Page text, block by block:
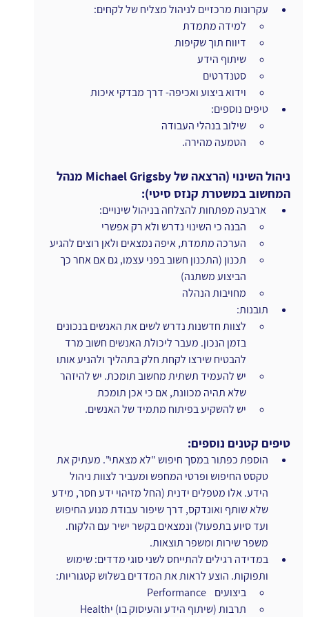
עקרונות מרכזיים לניהול מצליח של לקחים:
למידה מתמדת
דיווח תוך שקיפות
שיתוף הידע
סטנדרטים
וידוא ביצוע ואכיפה- דרך מבדקי איכות
טיפים נוספים:
שילוב בנהלי העבודה
הטמעה מהירה.
ניהול השינוי (הרצאה של Michael Grigsby מנהל
המחשוב במשטרת קנזס סיטי):
הבנה כי השינוי נדרש ולא רק אפשרי
הערכה מתמדת, איפה נמצאים ולאן רוצים להגיע
תכנון (התכנון חשוב בפני עצמו, גם אם אחר כך
הביצוע משתנה)
מחויבות הנהלה
תובנות:
לצוות חדשנות נדרש לשים את האנשים בנכונים
בזמן הנכון. מעבר ליכולת האנשים חשוב מרד
להבטיח שירצו לקחת חלק בתהליך ולהניע אותו
יש להעמיד תשתית מחשוב תומכת. יש להיזהר
שלא תהיה מכוונת, אם כי אכן תומכת
יש להשקיע בפיתוח מתמיד של האנשים.
טיפים קטנים נוספים:
הוספת כפתור במסך חיפוש "לא מצאתי". מעתיק את
טקסט החיפוש ופרטי המחפש ומעביר לצוות ניהול
הידע. אלו מטפלים ידנית (החל מזיהוי ידע חסר, מידע
שלא שותף ואונדקס, דרך שיפור עבודת מנוע החיפוש
ועד סיוע בתפעול) ונמצאים בקשר ישיר עם הלקוח.
משפר שירות ומשפר תוצאות.
במדידה רגילים להתייחס לשני סוגי מדדים: שימוש
ותפוקות. הוצע לראות את המדדים בשלוש קטגוריות:
ביצועים    Performance
תרבות (שיתוף הידע והעיסוק בו) יHealth